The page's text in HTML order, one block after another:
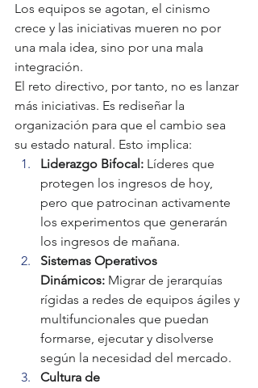
Los equipos se agotan, el cinismo
crece y las iniciativas mueren no por
una mala idea, sino por una mala
integración.
El reto directivo, por tanto, no es lanzar
más iniciativas. Es rediseñar la
organización para que el cambio sea
su estado natural. Esto implica:
Liderazgo Bifocal: Líderes que
protegen los ingresos de hoy,
pero que patrocinan activamente
los experimentos que generarán
los ingresos de mañana.
Sistemas Operativos
Dinámicos: Migrar de jerarquías
rígidas a redes de equipos ágiles y
multifuncionales que puedan
formarse, ejecutar y disolverse
según la necesidad del mercado.
Cultura de